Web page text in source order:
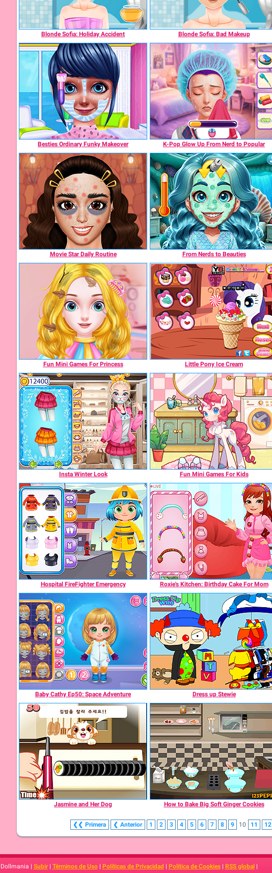
Blonde Sofia: Holiday Accident Blonde Sofia: Bad Makeup
Besties Ordinary Funky Makeover K-Pop Glow Up From Nerd to Popular
Movie Star Daily Routine From Nerds to Beauties
Fun Mini Games For Princess Little Pony Ice Cream
Insta Winter Look Fun Mini Games For Kids
Hospital FireFighter Emergency Roxie's Kitchen: Birthday Cake For Mom
Baby Cathy Ep50: Space Adventure Dress up Stewie
Jasmine and Her Dog How to Bake Big Soft Ginger Cookies
❮❮ Primera ❮ Anterior 1 2 3 4 5 6 7 8 9 10 11 12
Dollmania | Subir| Términos de Uso| Políticas de Privacidad | Política de Cookies| RSS global |